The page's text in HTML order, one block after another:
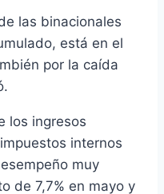
las binacionales
está en el
por la caída
los ingresos
internos
muy
de 7,7% en mayo y